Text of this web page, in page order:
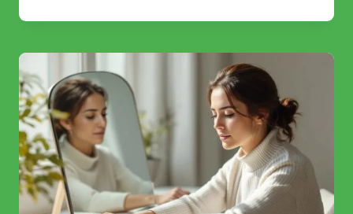
L’AUTOSUGGESTIONE
TRASFORMARE
LA
TUA
VITA?